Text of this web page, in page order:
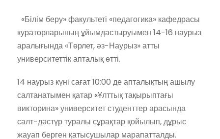
«Білім беру» факультеті «педагогика» кафедрасы
кураторларының ұйымдастыруымен 14-16 наурыз
аралығында «Төрлет, әз-Наурыз» атты
университеттік апталық өтті.
14 наурыз күні сағат 10:00 де апталықтың ашылу
салтанатымен қатар «Ұлттық тақырыптағы
викторина» университет студенттер арасында
салт-дәстүр туралы сұрақтар қойылып, дұрыс
жауап берген қатысушылар марапатталды.